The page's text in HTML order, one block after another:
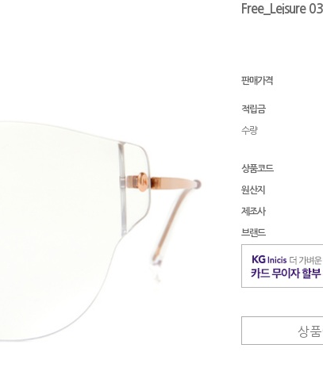
Free_Leisure
판매가격
적립금
수량
상품코드
원산지
제조사
브랜드
상